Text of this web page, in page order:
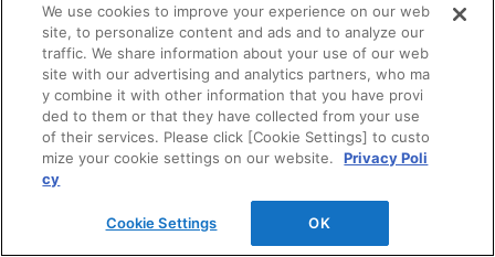
お問い合わせ
ログイン
建築・設計関係者様向けサイト
ユーザー登録サービス
WEB見積システム
We use cookies to improve your experience on our web
site, to personalize content and ads and to analyze our
traffic. We share information about your use of our web
site with our advertising and analytics partners, who ma
y combine it with other information that you have provi
ded to them or that they have collected from your use
of their services. Please click [Cookie Settings] to custo
mize your cookie settings on our website.
Privacy Poli
cy
Cookie Settings OK